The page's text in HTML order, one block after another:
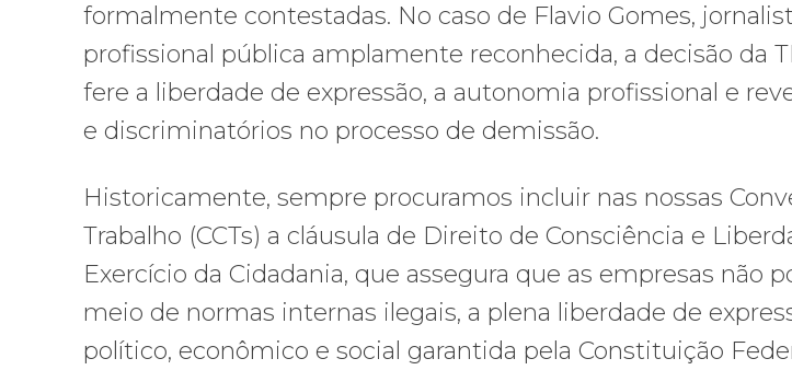
formalmente contestadas. No caso de Flavio Gomes,
profissional pública amplamente reconhecida, a decisão da
fere a liberdade de expressão, a autonomia profissional e
e discriminatórios no processo de demissão.
Historicamente, sempre procuramos incluir nas nossas
Trabalho (CCTs) a cláusula de Direito de Consciência e
Exercício da Cidadania, que assegura que as empresas não
meio de normas internas ilegais, a plena liberdade de
político, econômico e social garantida pela Constituição